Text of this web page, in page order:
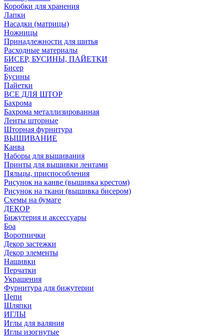
Коробки для хранения
Лапки
Насадки (матрицы)
Ножницы
Принадлежности для шитья
Расходные материалы
БИСЕР, БУСИНЫ, ПАЙЕТКИ
Бисер
Бусины
Пайетки
ВСЕ ДЛЯ ШТОР
Бахрома
Бахрома металлизированная
Ленты шторные
Шторная фурнитура
ВЫШИВАНИЕ
Канва
Наборы для вышивания
Принты для вышивки лентами
Пяльцы, приспособления
Рисунок на канве (вышивка крестом)
Рисунок на ткани (вышивка бисером)
Схемы на бумаге
ДЕКОР
Бижутерия и аксессуары
Боа
Воротнички
Декор застежки
Декор элементы
Нашивки
Перчатки
Украшения
Фурнитура для бижутерии
Цепи
Шляпки
ИГЛЫ
Иглы для валяния
Иглы изогнутые